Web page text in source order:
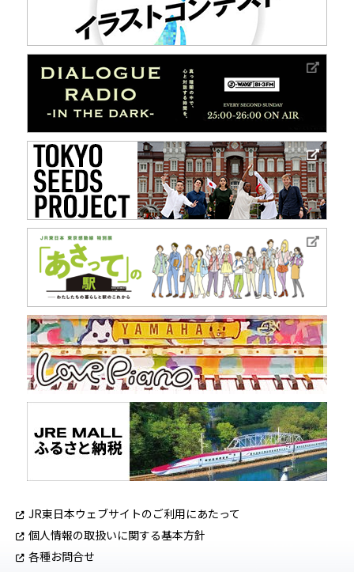
JR東日本ウェブサイトのご利用にあたって
個人情報の取扱いに関する基本方針
各種お問合せ